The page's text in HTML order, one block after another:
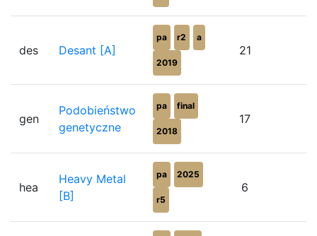
des Desant [A]
pa r2 a
2019
21
gen
Podobieństwo
genetyczne
pa final
2018
17
hea
Heavy Metal
[B]
pa 2025
r5
6